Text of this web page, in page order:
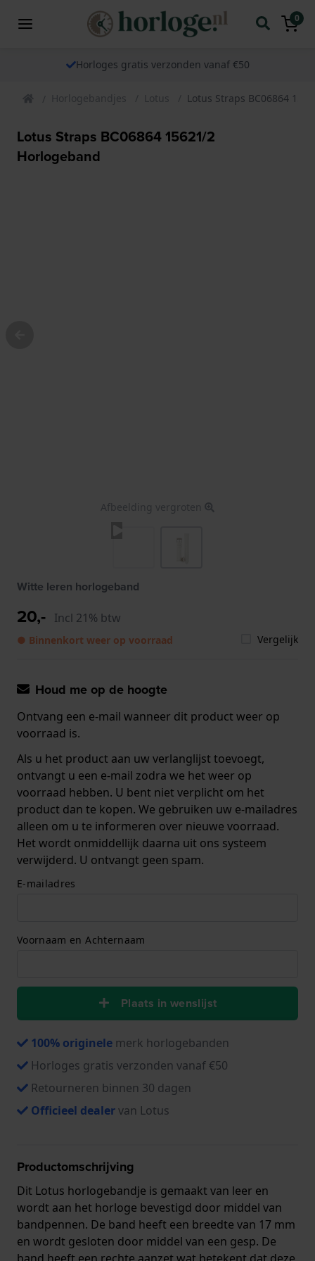
0
Horloges gratis verzonden vanaf €50
Horlogebandjes Lotus Lotus Straps BC06864
Lotus Straps BC06864 15621/2
Horlogeband
Afbeelding vergroten
Witte leren horlogeband
20,- Incl 21% btw
● Binnenkort weer op voorraad Vergelijk
Houd me op de hoogte
Ontvang een e-mail wanneer dit product weer op
voorraad is.
Als u het product aan uw verlanglijst toevoegt,
ontvangt u een e-mail zodra we het weer op
voorraad hebben. U bent niet verplicht om het
product dan te kopen. We gebruiken uw e-mailadres
alleen om u te informeren over nieuwe voorraad.
Het wordt onmiddellijk daarna uit ons systeem
verwijderd. U ontvangt geen spam.
E-mailadres
Voornaam en Achternaam
Plaats in wenslijst
100% originele merk horlogebanden
Horloges gratis verzonden vanaf €50
Retourneren binnen 30 dagen
Officieel dealervan Lotus
Productomschrijving
Dit Lotus horlogebandje is gemaakt van leer en
wordt aan het horloge bevestigd door middel van
bandpennen. De band heeft een breedte van 17 mm
en wordt gesloten door middel van een gesp. De